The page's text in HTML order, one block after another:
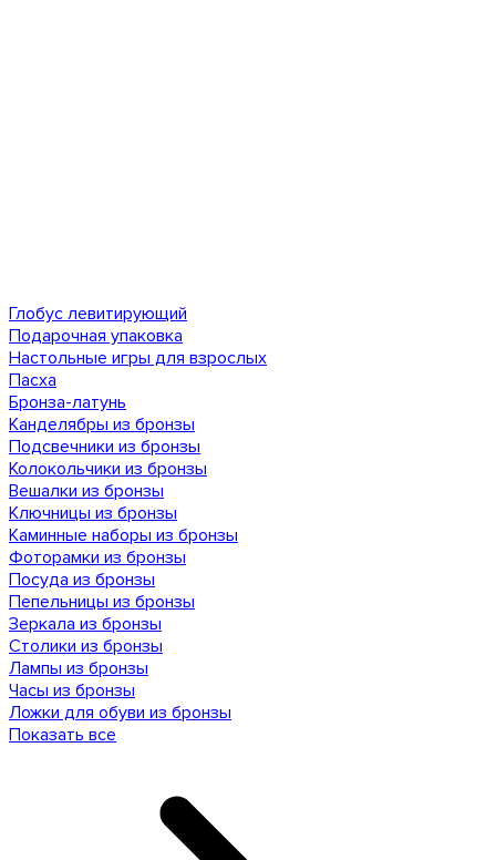
Глобус левитирующий
Подарочная упаковка
Настольные игры для взрослых
Пасха
Бронза-латунь
Канделябры из бронзы
Подсвечники из бронзы
Колокольчики из бронзы
Вешалки из бронзы
Ключницы из бронзы
Каминные наборы из бронзы
Фоторамки из бронзы
Посуда из бронзы
Пепельницы из бронзы
Зеркала из бронзы
Столики из бронзы
Лампы из бронзы
Часы из бронзы
Ложки для обуви из бронзы
Показать все